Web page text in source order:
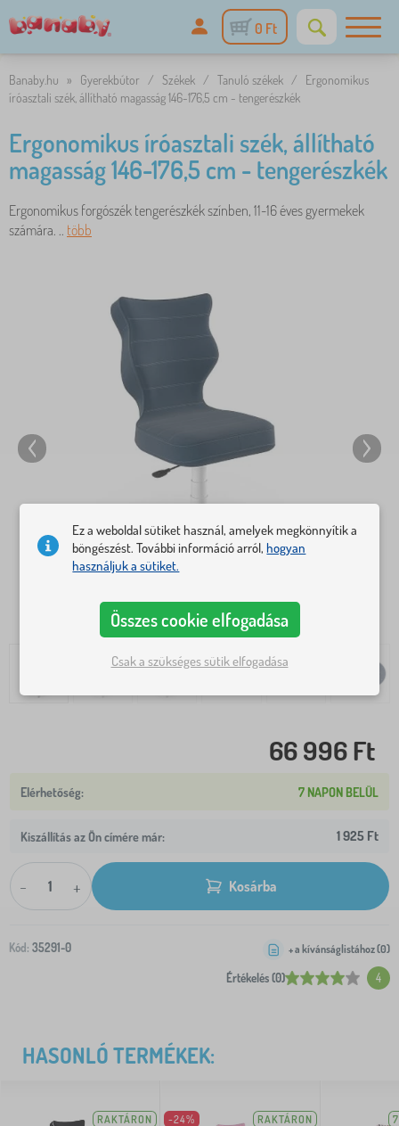
0 Ft
Banaby.hu » Gyerekbútor / Székek / Tanuló székek /
Ergonomikus
íróasztali szék, állítható magasság 146-176,5 cm - tengerészkék
Ergonomikus íróasztali szék, állítható
magasság 146-176,5 cm - tengerészkék
Ergonomikus forgószék tengerészkék színben, 11-16 éves gyermekek
számára. .. több
66 996 Ft
7 NAPON BELÜL
Kiszállítás az Ön címére már: 1 925 Ft
- + Kosárba
Kód: 35291-0
Értékelés (0) 4
+ a kívánságlistához (0)
HASONLÓ TERMÉKEK:
RAKTÁRON -24% RAKTÁRON
Ez a weboldal sütiket használ, amelyek megkönnyítik a
böngészést. További információ arról,hogyan
használjuk a sütiket.
Összes cookie elfogadása
Csak a szükséges sütik elfogadása